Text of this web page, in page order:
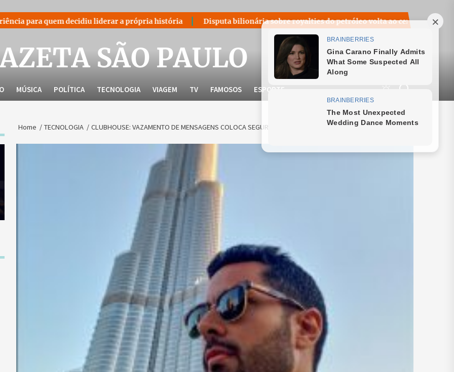
decidiu liderar a própria história Disputa bilionária sobre royalties do petróleo volta ao centro do debate nacional no
SÃO PAULO
MÚSICA POLÍTICA TECNOLOGIA VIAGEM TV FAMOSOS ESPORTE
Home TECNOLOGIA CLUBHOUSE: VAZAMENTO DE MENSAGENS COLOCA SEGURANÇA DO APP EM CHEQUE